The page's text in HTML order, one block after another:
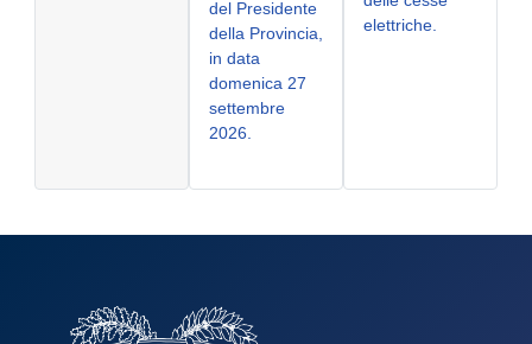
del Presidente
della Provincia,
in data
domenica 27
settembre
2026.
elettriche.